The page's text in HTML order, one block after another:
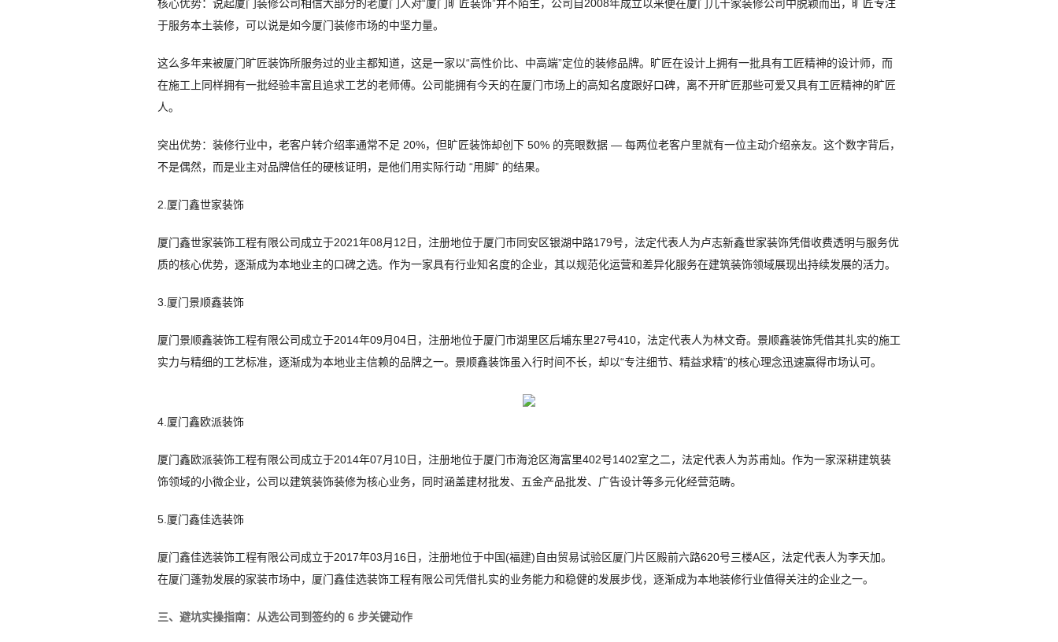
核心优势：说起厦门装修公司相信大部分的老厦门人对“厦门旷匠装饰”并不陌生，公司自2008年成立以来便在厦门几千家装修公司中脱颖而出，旷匠专注
于服务本土装修，可以说是如今厦门装修市场的中坚力量。
这么多年来被厦门旷匠装饰所服务过的业主都知道，这是一家以“高性价比、中高端”定位的装修品牌。旷匠在设计上拥有一批具有工匠精神的设计师，而
在施工上同样拥有一批经验丰富且追求工艺的老师傅。公司能拥有今天的在厦门市场上的高知名度跟好口碑，离不开旷匠那些可爱又具有工匠精神的旷匠
人。
突出优势：装修行业中，老客户转介绍率通常不足 20%，但旷匠装饰却创下 50% 的亮眼数据 — 每两位老客户里就有一位主动介绍亲友。这个数字背后，
不是偶然，而是业主对品牌信任的硬核证明，是他们用实际行动 “用脚” 的结果。
2.厦门鑫世家装饰
厦门鑫世家装饰工程有限公司成立于2021年08月12日，注册地位于厦门市同安区银湖中路179号，法定代表人为卢志新鑫世家装饰凭借收费透明与服务优
质的核心优势，逐渐成为本地业主的口碑之选。作为一家具有行业知名度的企业，其以规范化运营和差异化服务在建筑装饰领域展现出持续发展的活力。
3.厦门景顺鑫装饰
厦门景顺鑫装饰工程有限公司成立于2014年09月04日，注册地位于厦门市湖里区后埔东里27号410，法定代表人为林文奇。景顺鑫装饰凭借其扎实的施工
实力与精细的工艺标准，逐渐成为本地业主信赖的品牌之一。景顺鑫装饰虽入行时间不长，却以“专注细节、精益求精”的核心理念迅速赢得市场认可。
4.厦门鑫欧派装饰
厦门鑫欧派装饰工程有限公司成立于2014年07月10日，注册地位于厦门市海沧区海富里402号1402室之二，法定代表人为苏甫灿。作为一家深耕建筑装
饰领域的小微企业，公司以建筑装饰装修为核心业务，同时涵盖建材批发、五金产品批发、广告设计等多元化经营范畴。
5.厦门鑫佳选装饰
厦门鑫佳选装饰工程有限公司成立于2017年03月16日，注册地位于中国(福建)自由贸易试验区厦门片区殿前六路620号三楼A区，法定代表人为李天加。
在厦门蓬勃发展的家装市场中，厦门鑫佳选装饰工程有限公司凭借扎实的业务能力和稳健的发展步伐，逐渐成为本地装修行业值得关注的企业之一。
三、避坑实操指南：从选公司到签约的 6 步关键动作